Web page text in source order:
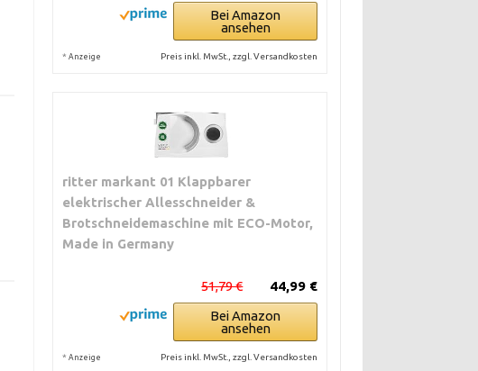
Bei Amazon
ansehen
* Anzeige Preis inkl. MwSt., zzgl. Versandkosten
ritter markant 01 Klappbarer
elektrischer Allesschneider &
Brotschneidemaschine mit ECO-Motor,
Made in Germany
44,99 €
51,79 €
Bei Amazon
ansehen
* Anzeige Preis inkl. MwSt., zzgl. Versandkosten